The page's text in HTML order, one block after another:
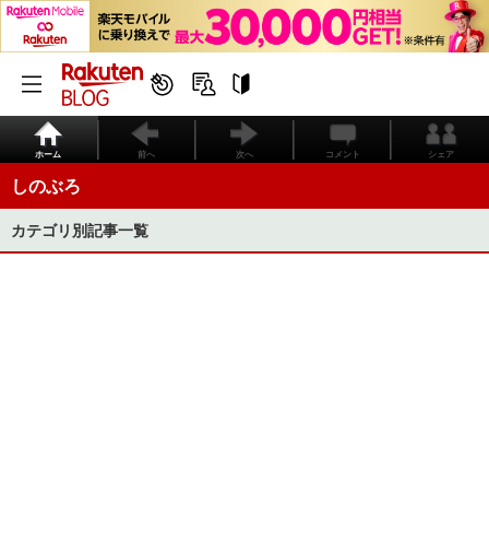
ホーム 前へ 次へ コメント シェア
しのぶろ
カテゴリ別記事一覧